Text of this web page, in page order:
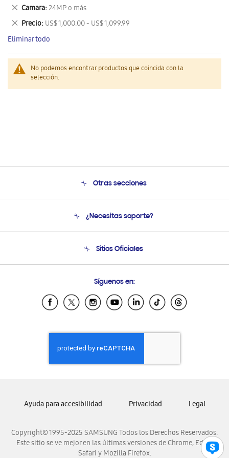
No podemos encontrar productos que coincida con la
selección.
este
artículo
Camara 24MP o más
Eliminar
este
artículo
Precio US$ 1,000.00 - US$ 1,099.99
Eliminar
este
artículo
Eliminar todo
Otras secciones
Soporte
¿Necesitas soporte?
Soporte vía eMail
Sitios Oficiales
Samsung Ecuador
Samsung El Salvador
Samsung Honduras
Samsung Nicaragua
Samsung Panamá
Samsung Venezuela
Síguenos en:
Copyright© 1995-2025 SAMSUNG Todos los Derechos Reservados.
Este sitio se ve mejor en las últimas versiones de Chrome, Edge,
Safari y Mozilla Firefox.
Ayuda para accesibilidad Privacidad Legal